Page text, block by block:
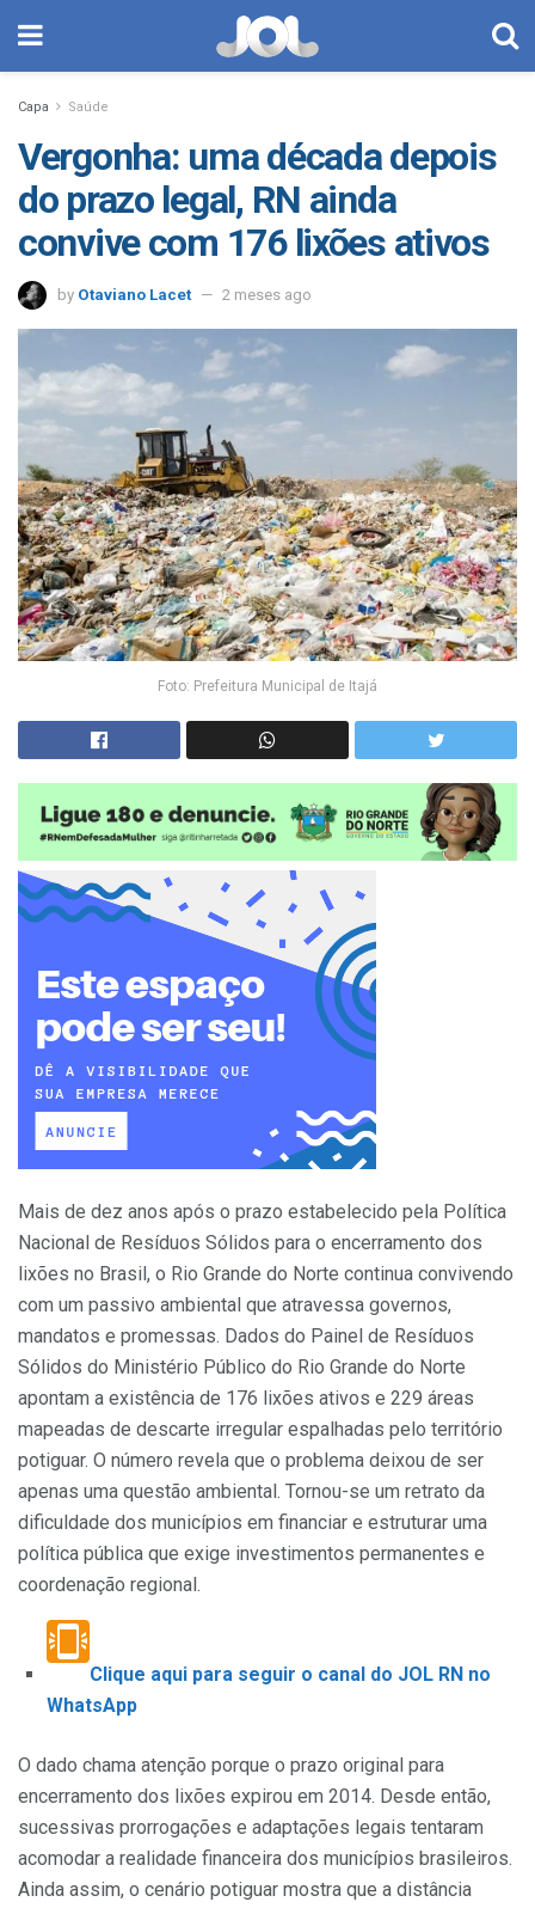
Capa Saúde
Vergonha: uma década depois
do prazo legal, RN ainda
convive com 176 lixões ativos
by Otaviano Lacet 2 meses ago
Foto: Prefeitura Municipal de Itajá
Mais de dez anos após o prazo estabelecido pela Política
Nacional de Resíduos Sólidos para o encerramento dos
lixões no Brasil, o Rio Grande do Norte continua convivendo
com um passivo ambiental que atravessa governos,
mandatos e promessas. Dados do Painel de Resíduos
Sólidos do Ministério Público do Rio Grande do Norte
apontam a existência de 176 lixões ativos e 229 áreas
mapeadas de descarte irregular espalhadas pelo território
potiguar. O número revela que o problema deixou de ser
apenas uma questão ambiental. Tornou-se um retrato da
dificuldade dos municípios em financiar e estruturar uma
política pública que exige investimentos permanentes e
coordenação regional.
Clique aqui para seguir o canal do JOL RN no
WhatsApp
O dado chama atenção porque o prazo original para
encerramento dos lixões expirou em 2014. Desde então,
sucessivas prorrogações e adaptações legais tentaram
acomodar a realidade financeira dos municípios brasileiros.
Ainda assim, o cenário potiguar mostra que a distância